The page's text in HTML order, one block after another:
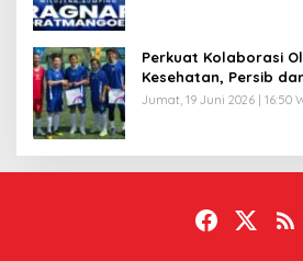
Perkuat Kolaborasi
Kesehatan, Persib
Friendly Match
Jumat, 19 Juni 2026 | 16:50